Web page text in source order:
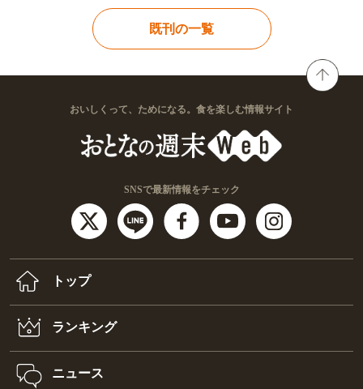
既刊の一覧
おいしくって、ためになる。食を楽しむ情報サイト
SNSで最新情報をチェック
トップ
ランキング
ニュース